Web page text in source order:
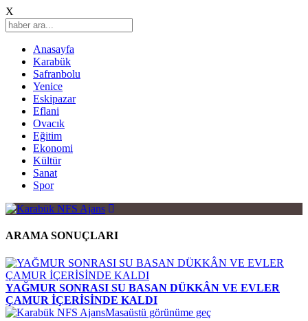
X
Anasayfa
Karabük
Safranbolu
Yenice
Eskipazar
Eflani
Ovacık
Eğitim
Ekonomi
Kültür
Sanat
Spor
ARAMA SONUÇLARI
YAĞMUR SONRASI SU BASAN DÜKKÂN VE EVLER
ÇAMUR İÇERİSİNDE KALDI
Masaüstü görünüme geç